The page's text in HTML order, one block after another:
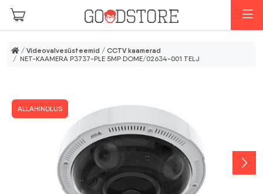
Skip to main content
/ Videovalvesüsteemid / CCTV kaamerad
/ NET-KAAMERA P3737-PLE 5MP DOME/02634-001 TELJ
ALLAHINDLUS